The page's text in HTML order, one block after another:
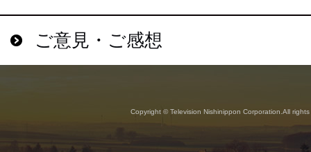
ご意見・ご感想
Copyright © Television Nishinippon Corporation.All